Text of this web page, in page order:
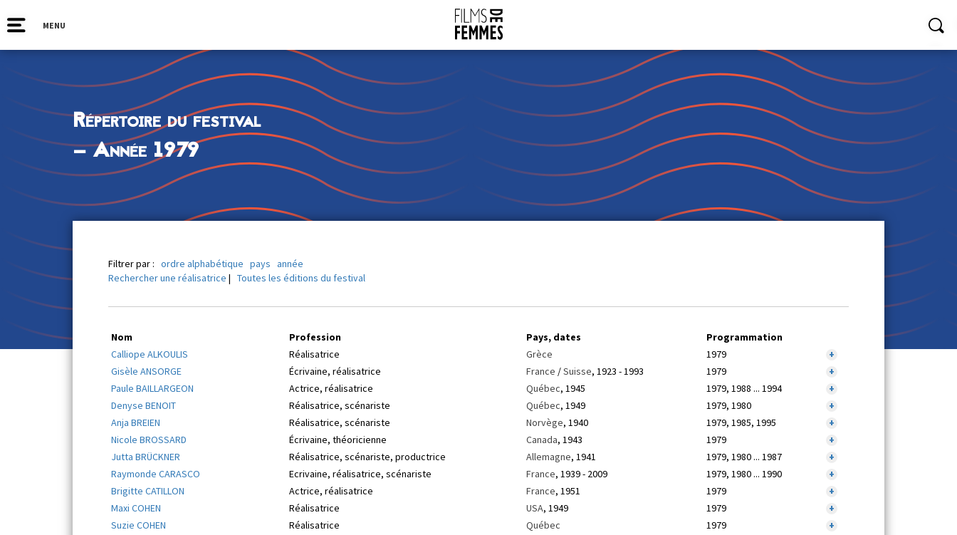
MENU
Répertoire du festival
— Année 1979
Filtrer par : ordre alphabétique pays année
Rechercher une réalisatrice | Toutes les éditions du festival
Nom Profession Pays, dates
Programmation
Calliope ALKOULIS
Réalisatrice Grèce 1979
+
Gisèle ANSORGE
Écrivaine, réalisatrice France /Suisse, 1923 - 1993 1979
+
Paule BAILLARGEON
Actrice, réalisatrice Québec, 1945 1979, 1988 ... 1994
+
Denyse BENOIT
Réalisatrice, scénariste Québec, 1949 1979, 1980
+
Anja BREIEN
Réalisatrice, scénariste Norvège, 1940 1979, 1985, 1995
+
Nicole BROSSARD
Écrivaine, théoricienne Canada, 1943 1979
+
Jutta BRÜCKNER
Réalisatrice, scénariste, productrice Allemagne, 1941 1979, 1980 ... 1987
+
Raymonde CARASCO
Ecrivaine, réalisatrice, scénariste France, 1939 - 2009 1979, 1980 ... 1990
+
Brigitte CATILLON
Actrice, réalisatrice France, 1951 1979
+
Maxi COHEN
Réalisatrice USA, 1949 1979
+
Suzie COHEN
Réalisatrice Québec 1979
+